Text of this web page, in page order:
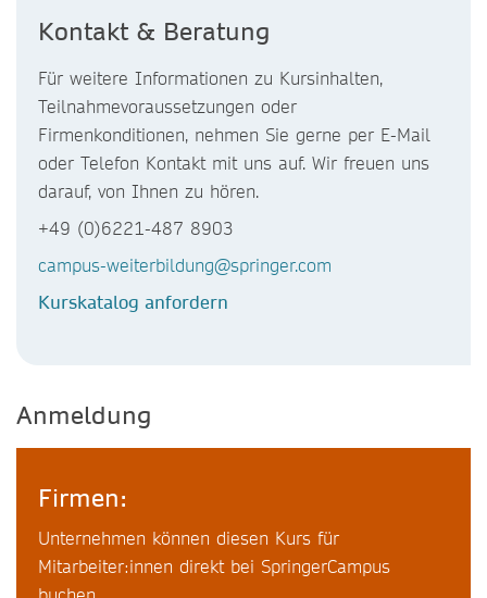
Kontakt & Beratung
Für weitere Informationen zu Kursinhalten,
Teilnahmevoraussetzungen oder
Firmenkonditionen, nehmen Sie gerne per E-Mail
oder Telefon Kontakt mit uns auf. Wir freuen uns
darauf, von Ihnen zu hören.
+49 (0)6221-487 8903
campus-weiterbildung@springer.com
Kurskatalog anfordern
Anmeldung
Firmen:
Unternehmen können diesen Kurs für
Mitarbeiter:innen direkt bei SpringerCampus